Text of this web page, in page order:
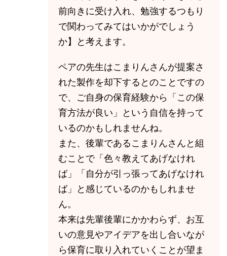
前向きに受け入れ、勉強するつもり
で関わってみてはいかがでしょう
か】と考えます。
ペアの先生はこまりんさんが提案さ
れた製作を却下するとのことですの
で、ご自身の保育経験から「この保
育方法が良い」という自信を持って
いるのかもしれませんね。
また、後輩であるこまりんさんと組
むことで「色々教えてあげなけれ
ば」「自分が引っ張ってあげなけれ
ば」と感じているのかもしれませ
ん。
本来は先輩後輩にかかわらず、お互
いの意見やアイデアを出し合いなが
ら保育に取り入れていくことが望ま